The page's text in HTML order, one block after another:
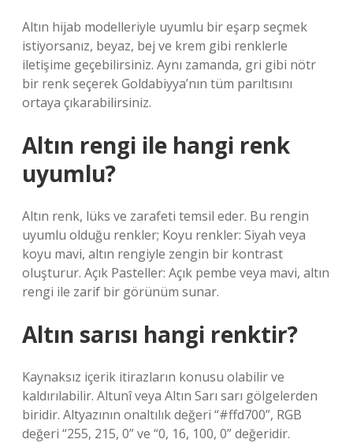
Altın hijab modelleriyle uyumlu bir eşarp seçmek
istiyorsanız, beyaz, bej ve krem ​​gibi renklerle
iletişime geçebilirsiniz. Aynı zamanda, gri gibi nötr
bir renk seçerek Goldabiyya’nın tüm parıltısını
ortaya çıkarabilirsiniz.
Altın rengi ile hangi renk
uyumlu?
Altın renk, lüks ve zarafeti temsil eder. Bu rengin
uyumlu olduğu renkler; Koyu renkler: Siyah veya
koyu mavi, altın rengiyle zengin bir kontrast
oluşturur. Açık Pasteller: Açık pembe veya mavi, altın
rengi ile zarif bir görünüm sunar.
Altın sarısı hangi renktir?
Kaynaksız içerik itirazların konusu olabilir ve
kaldırılabilir. Altunî veya Altın Sarı sarı gölgelerden
biridir. Altyazının onaltılık değeri “#ffd700”, RGB
değeri “255, 215, 0” ve “0, 16, 100, 0” değeridir.